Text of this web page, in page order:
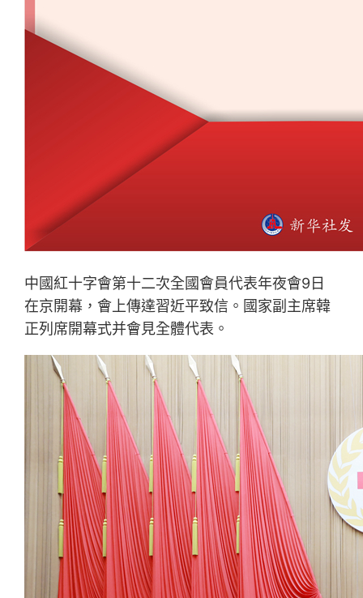
中國紅十字會第十二次全國會員代表年夜會9日
在京開幕，會上傳達習近平致信。國家副主席韓
正列席開幕式并會見全體代表。